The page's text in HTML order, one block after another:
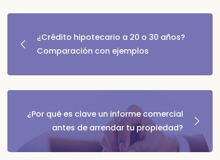
¿Crédito hipotecario a 20 o 30 años?
Comparación con ejemplos
¿Por qué es clave un informe comercial
antes de arrendar tu propiedad?